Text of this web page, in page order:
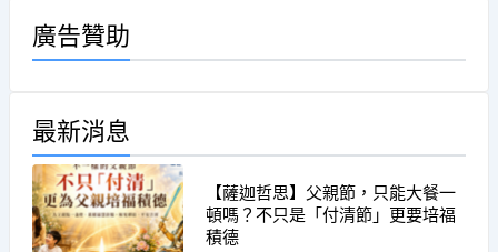
廣告贊助
最新消息
【薩迦哲思】父親節，只能大餐一
頓嗎？不只是「付清節」更要培福
積德